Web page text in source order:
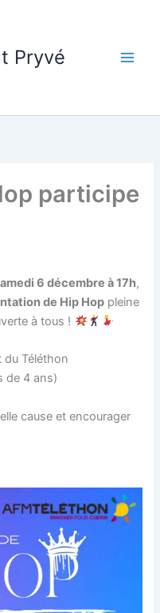
Pryvé
participe
6 décembre à 17h,
de Hip Hop pleine
à tous !
du Téléthon
de 4 ans)
cause et encourager